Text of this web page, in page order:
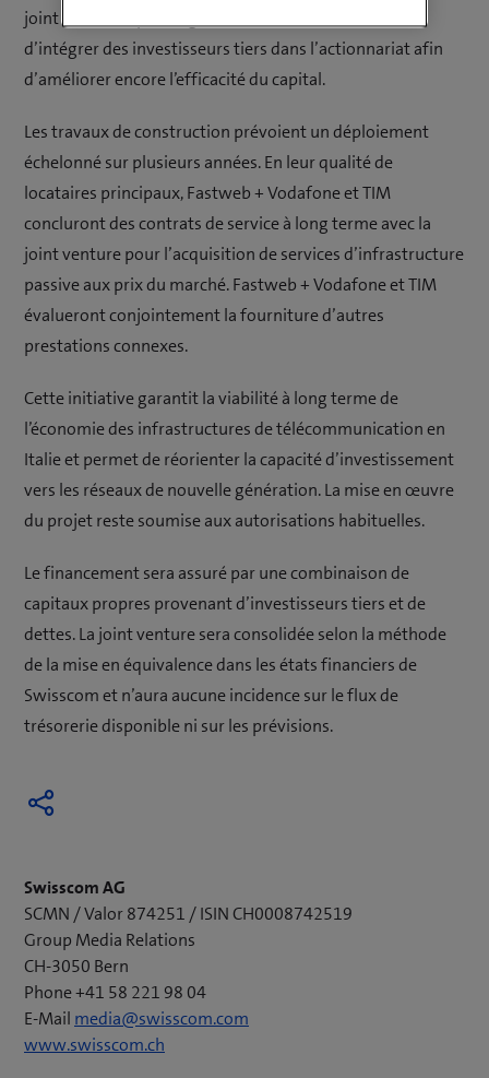
joint venture à parts égales (50/50), avec l’intention
d’intégrer des investisseurs tiers dans l’actionnariat afin
d’améliorer encore l’efficacité du capital.
Les travaux de construction prévoient un déploiement
échelonné sur plusieurs années. En leur qualité de
locataires principaux, Fastweb + Vodafone et TIM
concluront des contrats de service à long terme avec la
joint venture pour l’acquisition de services d’infrastructure
passive aux prix du marché. Fastweb + Vodafone et TIM
évalueront conjointement la fourniture d’autres
prestations connexes.
Cette initiative garantit la viabilité à long terme de
l’économie des infrastructures de télécommunication en
Italie et permet de réorienter la capacité d’investissement
vers les réseaux de nouvelle génération. La mise en œuvre
du projet reste soumise aux autorisations habituelles.
Le financement sera assuré par une combinaison de
capitaux propres provenant d’investisseurs tiers et de
dettes. La joint venture sera consolidée selon la méthode
de la mise en équivalence dans les états financiers de
Swisscom et n’aura aucune incidence sur le flux de
trésorerie disponible ni sur les prévisions.
Swisscom AG
SCMN / Valor 874251 / ISIN CH0008742519
Group Media Relations
CH-3050 Bern
Phone +41 58 221 98 04
E-Mail media@swisscom.com
www.swisscom.ch